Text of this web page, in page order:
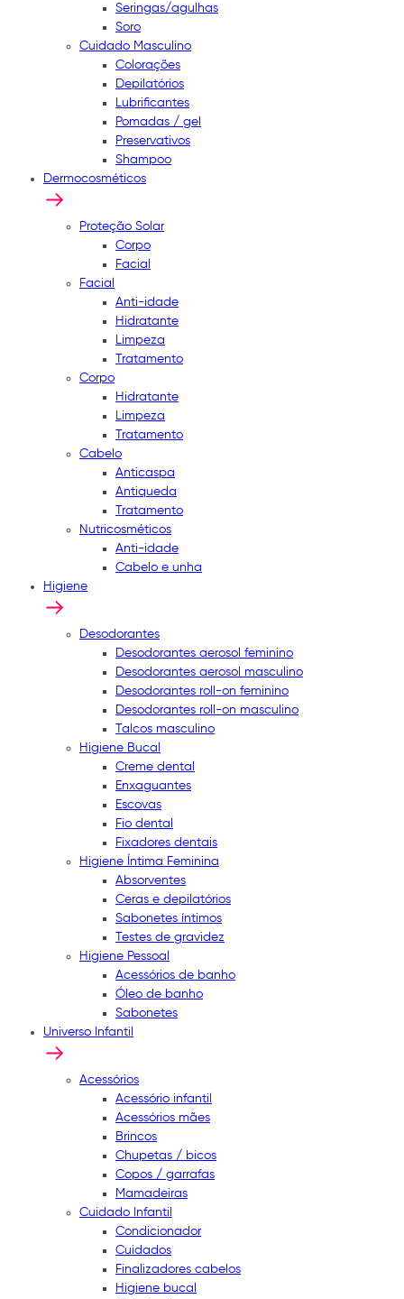
Seringas/agulhas
Soro
Cuidado Masculino
Colorações
Depilatórios
Lubrificantes
Pomadas / gel
Preservativos
Shampoo
Dermocosméticos
Proteção Solar
Corpo
Facial
Facial
Anti-idade
Hidratante
Limpeza
Tratamento
Corpo
Hidratante
Limpeza
Tratamento
Cabelo
Anticaspa
Antiqueda
Tratamento
Nutricosméticos
Anti-idade
Cabelo e unha
Higiene
Desodorantes
Desodorantes aerosol feminino
Desodorantes aerosol masculino
Desodorantes roll-on feminino
Desodorantes roll-on masculino
Talcos masculino
Higiene Bucal
Creme dental
Enxaguantes
Escovas
Fio dental
Fixadores dentais
Higiene Íntima Feminina
Absorventes
Ceras e depilatórios
Sabonetes íntimos
Testes de gravidez
Higiene Pessoal
Acessórios de banho
Óleo de banho
Sabonetes
Universo Infantil
Acessórios
Acessório infantil
Acessórios mães
Brincos
Chupetas / bicos
Copos / garrafas
Mamadeiras
Cuidado Infantil
Condicionador
Cuidados
Finalizadores cabelos
Higiene bucal